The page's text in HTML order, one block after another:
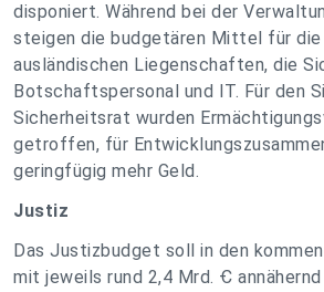
disponiert. Während bei der
steigen die budgetären Mittel für die
ausländischen Liegenschaften, die
Botschaftspersonal und IT. Für den
Sicherheitsrat wurden
getroffen, für
geringfügig mehr Geld.
Justiz
Das Justizbudget soll in den
mit jeweils rund 2,4 Mrd. Ꞓ